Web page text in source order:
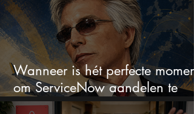
Wanneer is hét perfecte moment
om ServiceNow aandelen te
kopen?